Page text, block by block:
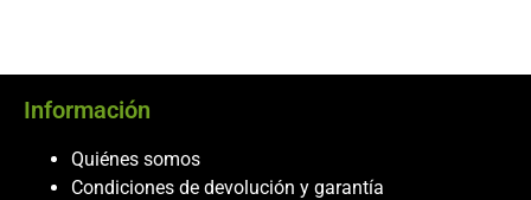
Información
Quiénes somos
Condiciones de devolución y garantía